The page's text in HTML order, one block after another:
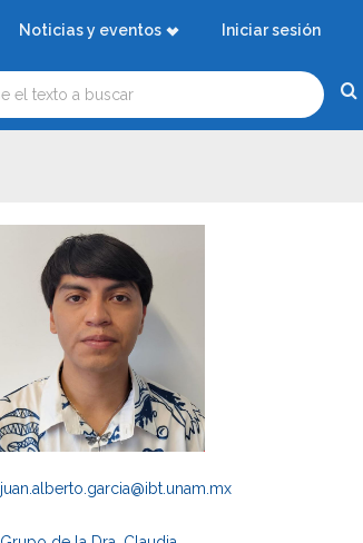
Noticias y eventos Iniciar sesión
juan.alberto.garcia@ibt.unam.mx